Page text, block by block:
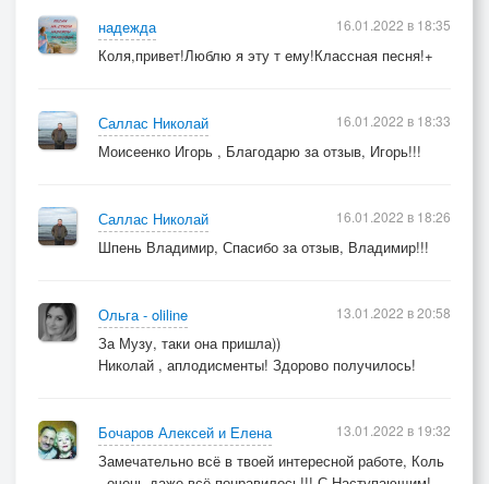
надежда
Коля,привет!Люблю я эту т ему!Классная песня!+
16.01.2022 в 18:35
Саллас Николай
Моисеенко Игорь , Благодарю за отзыв, Игорь!!!
16.01.2022 в 18:33
Саллас Николай
Шпень Владимир, Спасибо за отзыв, Владимир!!!
16.01.2022 в 18:26
Ольга - oliline
За Музу, таки она пришла))
Николай , аплодисменты! Здорово получилось!
13.01.2022 в 20:58
Бочаров Алексей и Елена
Замечательно всё в твоей интересной работе, Коль
13.01.2022 в 19:32